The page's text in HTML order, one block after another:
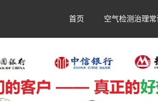
首页 空气检测治理常